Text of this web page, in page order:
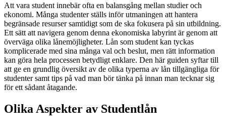
Att vara student innebär ofta en balansgång mellan studier och
ekonomi. Många studenter ställs inför utmaningen att hantera
begränsade resurser samtidigt som de ska fokusera på sin utbildning.
Ett sätt att navigera genom denna ekonomiska labyrint är genom att
överväga olika lånemöjligheter. Lån som student kan tyckas
komplicerade med sina många val och beslut, men rätt information
kan göra hela processen betydligt enklare. Den här guiden syftar till
att ge en grundlig översikt av de olika typerna av lån tillgängliga för
studenter samt tips på vad man bör tänka på innan man tecknar sig
för ett sådant åtagande.
Olika Aspekter av Studentlån